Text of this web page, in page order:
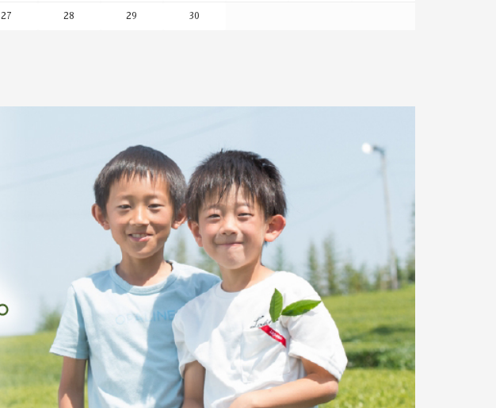
10月28日（火）にFBS福岡放送、めんたいワイド様より八女茶について取材
『ふくおか経済 2025年7月』様に弊社代表牛島啓太を取材をしていただきま
ありがとうございます。152ページに掲載していただいてます。
Amebaチョイス様に当店の九州産原料限定のノンカフェイン茶「野乃茶ティ
ーパック」を掲載していただきました。
https://choice.ameba.jp/recovery-
wear/#x7n08ruw
10月21日（月）「ももち浜ストア」様に当店の八女玉露ほうじ茶と八女ほう
じ茶スイーツをご紹介いただきました。ありがとうございました。
八女玉露ほうじ茶はこちらからご購入いただけます。→https://www.yame-
tea.jp/item/houji003/
株式会社マイナビ様の「マイナビおすすめナビ」にて牛島製茶 楽天市場店、
27 28 29 30